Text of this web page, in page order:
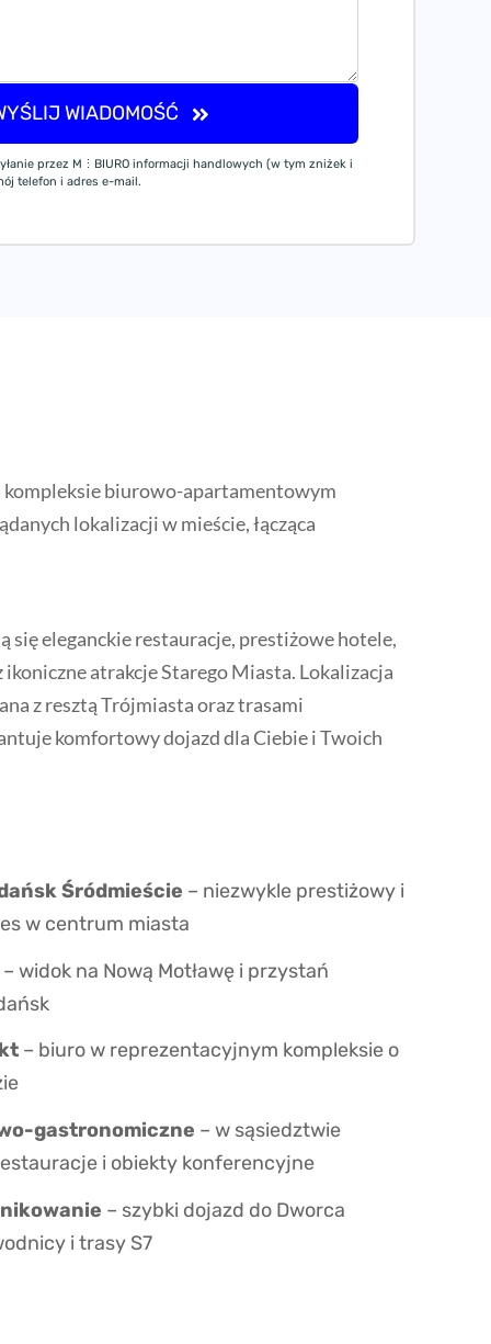
WIADOMOŚĆ
przez M⋮BIURO informacji handlowych (w tym zniżek i
telefon i adres e-mail.
kompleksie biurowo-apartamentowym
lokalizacji w mieście, łącząca
się eleganckie restauracje, prestiżowe hotele,
atrakcje Starego Miasta. Lokalizacja
z resztą Trójmiasta oraz trasami
komfortowy dojazd dla Ciebie i Twoich
Śródmieście – niezwykle prestiżowy i
w centrum miasta
– widok na Nową Motławę i przystań
– biuro w reprezentacyjnym kompleksie o
gastronomiczne – w sąsiedztwie
i obiekty konferencyjne
– szybki dojazd do Dworca
i trasy S7